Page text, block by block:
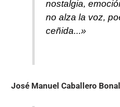
nostalgia,
no alza la voz,
ceñida...»
José Manuel Caballero